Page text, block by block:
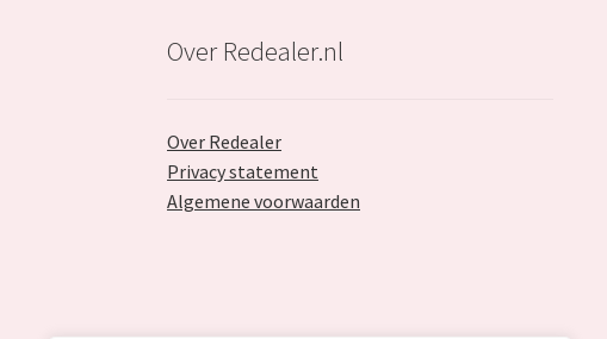
Over Redealer.nl
Over Redealer
Privacy statement
Algemene voorwaarden